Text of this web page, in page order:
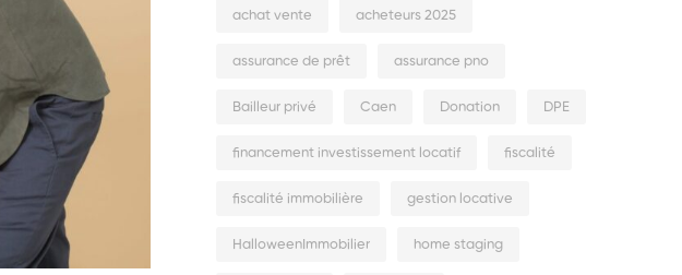
achat vente acheteurs 2025
assurance de prêt assurance pno
Bailleur privé Caen Donation DPE
financement investissement locatif fiscalité
fiscalité immobilière gestion locative
HalloweenImmobilier home staging